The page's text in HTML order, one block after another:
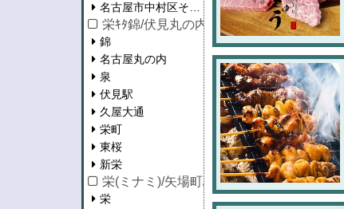
名古屋市中村区その他
栄ｷﾀ錦/伏見丸の内/泉/東桜/新栄
錦
名古屋丸の内
泉
伏見駅
久屋大通
栄町
東桜
新栄
栄(ミナミ)/矢場町/大須/上前津
栄